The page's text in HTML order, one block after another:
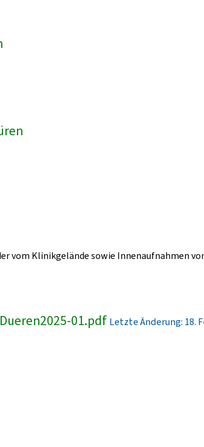
vom Klinikgelände sowie Innenaufnahmen
01.pdf Letzte Änderung: 18.